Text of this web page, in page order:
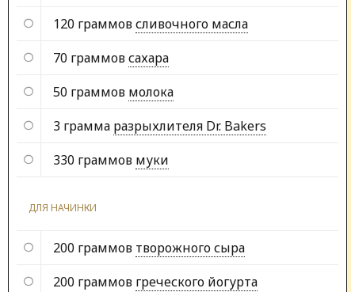
120 граммовсливочного масла
70 граммовсахара
50 граммов молока
3 грамма разрыхлителя Dr. Bakers
330 граммов муки
ДЛЯ НАЧИНКИ
200 граммов творожного сыра
200 граммов греческого йогурта